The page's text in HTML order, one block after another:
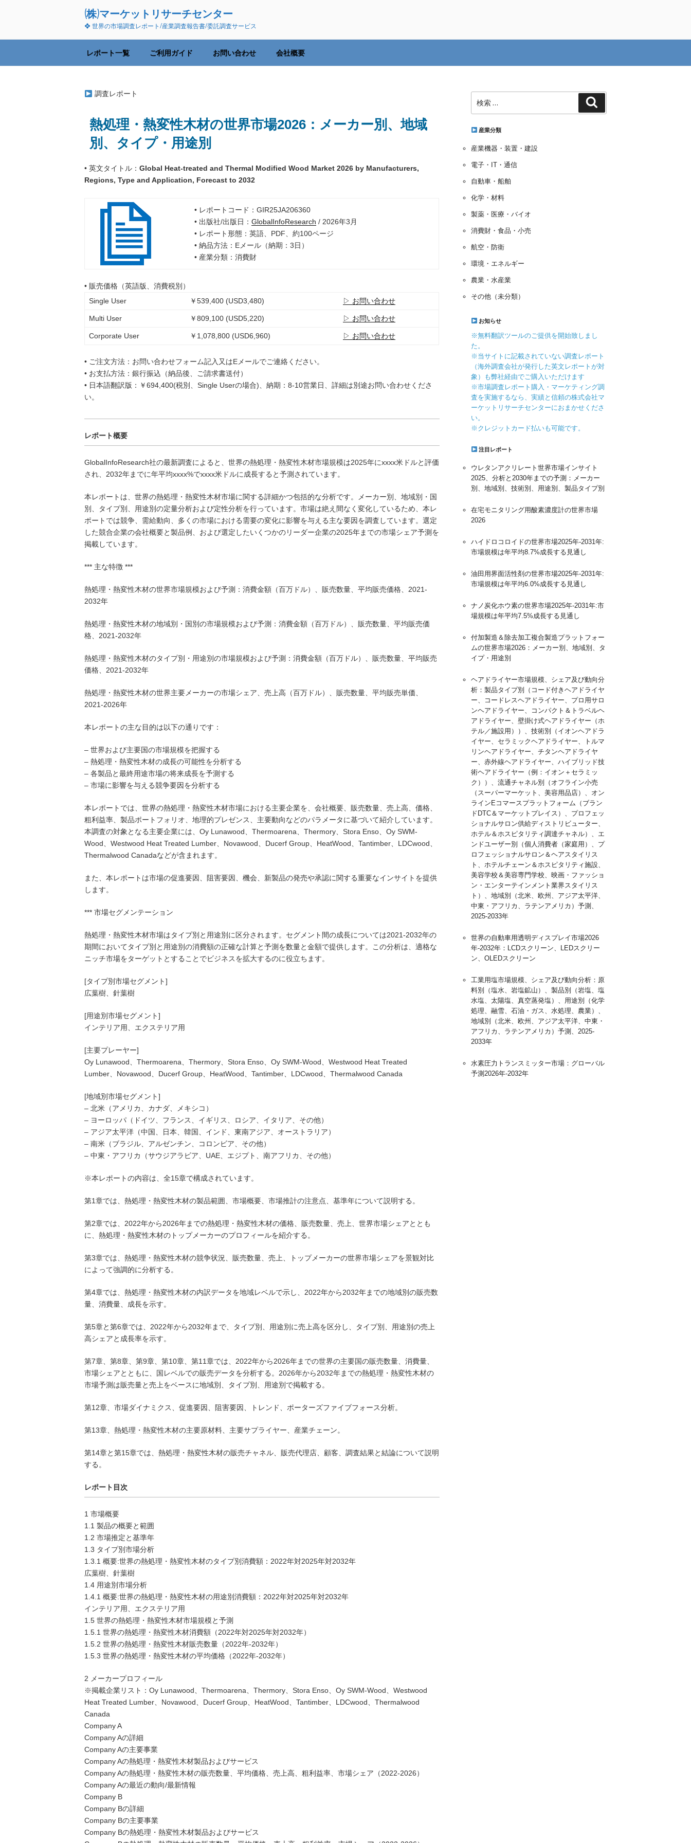
ン
へ
(株)マーケットリサーチセンター
❖ 世界の市場調査レポート/産業調査報告書/委託調査サービス
レポート一覧 ご利用ガイド お問い合わせ 会社概要
調査レポート
熱処理・熱変性木材の世界市場2026：メーカー別、地域
別、タイプ・用途別
• 英文タイトル： Global Heat-treated and Thermal Modified Wood Market 2026 by Manufacturers,
Regions, Type and Application, Forecast to 2032
• レポートコード：GIR25JA206360
• 出版社/出版日： GlobalInfoResearch / 2026年3月
• レポート形態：英語、PDF、約100ページ
• 納品方法：Eメール（納期：3日）
• 産業分類：消費財
• 販売価格（英語版、消費税別）
Single User
￥539,400 (USD3,480) ▷ お問い合わせ
Multi User ￥809,100 (USD5,220) ▷ お問い合わせ
Corporate User ￥1,078,800 (USD6,960) ▷ お問い合わせ
• ご注文方法：お問い合わせフォーム記入又はEメールでご連絡ください。
• お支払方法：銀行振込（納品後、ご請求書送付）
• 日本語翻訳版：￥694,400(税別、Single Userの場合)、納期：8-10営業日、詳細は別途お問い合わせくださ
い。
レポート概要
GlobalInfoResearch社の最新調査によると、世界の熱処理・熱変性木材市場規模は2025年にxxxx米ドルと評価
され、2032年までに年平均xxxx%でxxxx米ドルに成長すると予測されています。
本レポートは、世界の熱処理・熱変性木材市場に関する詳細かつ包括的な分析です。メーカー別、地域別・国
別、タイプ別、用途別の定量分析および定性分析を行っています。市場は絶え間なく変化しているため、本レ
ポートでは競争、需給動向、多くの市場における需要の変化に影響を与える主な要因を調査しています。選定
した競合企業の会社概要と製品例、および選定したいくつかのリーダー企業の2025年までの市場シェア予測を
掲載しています。
*** 主な特徴 ***
熱処理・熱変性木材の世界市場規模および予測：消費金額（百万ドル）、販売数量、平均販売価格、2021-
2032年
熱処理・熱変性木材の地域別・国別の市場規模および予測：消費金額（百万ドル）、販売数量、平均販売価
格、2021-2032年
熱処理・熱変性木材のタイプ別・用途別の市場規模および予測：消費金額（百万ドル）、販売数量、平均販売
価格、2021-2032年
熱処理・熱変性木材の世界主要メーカーの市場シェア、売上高（百万ドル）、販売数量、平均販売単価、
2021-2026年
本レポートの主な目的は以下の通りです：
– 世界および主要国の市場規模を把握する
– 熱処理・熱変性木材の成長の可能性を分析する
– 各製品と最終用途市場の将来成長を予測する
– 市場に影響を与える競争要因を分析する
本レポートでは、世界の熱処理・熱変性木材市場における主要企業を、会社概要、販売数量、売上高、価格、
粗利益率、製品ポートフォリオ、地理的プレゼンス、主要動向などのパラメータに基づいて紹介しています。
本調査の対象となる主要企業には、Oy Lunawood、Thermoarena、Thermory、Stora Enso、Oy SWM-
Wood、Westwood Heat Treated Lumber、Novawood、Ducerf Group、HeatWood、Tantimber、LDCwood、
Thermalwood Canadaなどが含まれます。
また、本レポートは市場の促進要因、阻害要因、機会、新製品の発売や承認に関する重要なインサイトを提供
します。
*** 市場セグメンテーション
熱処理・熱変性木材市場はタイプ別と用途別に区分されます。セグメント間の成長については2021-2032年の
期間においてタイプ別と用途別の消費額の正確な計算と予測を数量と金額で提供します。この分析は、適格な
ニッチ市場をターゲットとすることでビジネスを拡大するのに役立ちます。
[タイプ別市場セグメント]
広葉樹、針葉樹
[用途別市場セグメント]
インテリア用、エクステリア用
[主要プレーヤー]
Oy Lunawood、Thermoarena、Thermory、Stora Enso、Oy SWM-Wood、Westwood Heat Treated
Lumber、Novawood、Ducerf Group、HeatWood、Tantimber、LDCwood、Thermalwood Canada
[地域別市場セグメント]
– 北米（アメリカ、カナダ、メキシコ）
– ヨーロッパ（ドイツ、フランス、イギリス、ロシア、イタリア、その他）
– アジア太平洋（中国、日本、韓国、インド、東南アジア、オーストラリア）
– 南米（ブラジル、アルゼンチン、コロンビア、その他）
– 中東・アフリカ（サウジアラビア、UAE、エジプト、南アフリカ、その他）
※本レポートの内容は、全15章で構成されています。
第1章では、熱処理・熱変性木材の製品範囲、市場概要、市場推計の注意点、基準年について説明する。
第2章では、2022年から2026年までの熱処理・熱変性木材の価格、販売数量、売上、世界市場シェアととも
に、熱処理・熱変性木材のトップメーカーのプロフィールを紹介する。
第3章では、熱処理・熱変性木材の競争状況、販売数量、売上、トップメーカーの世界市場シェアを景観対比
によって強調的に分析する。
第4章では、熱処理・熱変性木材の内訳データを地域レベルで示し、2022年から2032年までの地域別の販売数
量、消費量、成長を示す。
第5章と第6章では、2022年から2032年まで、タイプ別、用途別に売上高を区分し、タイプ別、用途別の売上
高シェアと成長率を示す。
第7章、第8章、第9章、第10章、第11章では、2022年から2026年までの世界の主要国の販売数量、消費量、
市場シェアとともに、国レベルでの販売データを分析する。2026年から2032年までの熱処理・熱変性木材の
市場予測は販売量と売上をベースに地域別、タイプ別、用途別で掲載する。
第12章、市場ダイナミクス、促進要因、阻害要因、トレンド、ポーターズファイブフォース分析。
第13章、熱処理・熱変性木材の主要原材料、主要サプライヤー、産業チェーン。
第14章と第15章では、熱処理・熱変性木材の販売チャネル、販売代理店、顧客、調査結果と結論について説明
する。
レポート目次
1 市場概要
1.1 製品の概要と範囲
1.2 市場推定と基準年
1.3 タイプ別市場分析
1.3.1 概要:世界の熱処理・熱変性木材のタイプ別消費額：2022年対2025年対2032年
広葉樹、針葉樹
1.4 用途別市場分析
1.4.1 概要:世界の熱処理・熱変性木材の用途別消費額：2022年対2025年対2032年
インテリア用、エクステリア用
1.5 世界の熱処理・熱変性木材市場規模と予測
1.5.1 世界の熱処理・熱変性木材消費額（2022年対2025年対2032年）
1.5.2 世界の熱処理・熱変性木材販売数量（2022年-2032年）
1.5.3 世界の熱処理・熱変性木材の平均価格（2022年-2032年）
2 メーカープロフィール
※掲載企業リスト：Oy Lunawood、Thermoarena、Thermory、Stora Enso、Oy SWM-Wood、Westwood
Heat Treated Lumber、Novawood、Ducerf Group、HeatWood、Tantimber、LDCwood、Thermalwood
Canada
Company A
Company Aの詳細
Company Aの主要事業
Company Aの熱処理・熱変性木材製品およびサービス
Company Aの熱処理・熱変性木材の販売数量、平均価格、売上高、粗利益率、市場シェア（2022-2026）
Company Aの最近の動向/最新情報
Company B
Company Bの詳細
Company Bの主要事業
Company Bの熱処理・熱変性木材製品およびサービス
索:
産業分類
産業機器・装置・建設
電子・IT・通信
自動車・船舶
化学・材料
製薬・医療・バイオ
消費財・食品・小売
航空・防衛
環境・エネルギー
農業・水産業
その他（未分類）
お知らせ
※無料翻訳ツールのご提供を開始致しまし
た。
※当サイトに記載されていない調査レポート
（海外調査会社が発行した英文レポートが対
象）も弊社経由でご購入いただけます
※市場調査レポート購入・マーケティング調
査を実施するなら、実績と信頼の株式会社マ
ーケットリサーチセンターにおまかせくださ
い。
※クレジットカード払いも可能です。
注目レポート
ウレタンアクリレート世界市場インサイト
2025、分析と2030年までの予測：メーカー
別、地域別、技術別、用途別、製品タイプ別
在宅モニタリング用酸素濃度計の世界市場
2026
ハイドロコロイドの世界市場2025年-2031年:
市場規模は年平均8.7%成長する見通し
油田用界面活性剤の世界市場2025年-2031年:
市場規模は年平均6.0%成長する見通し
ナノ炭化ホウ素の世界市場2025年-2031年:市
場規模は年平均7.5%成長する見通し
付加製造＆除去加工複合製造プラットフォー
ムの世界市場2026：メーカー別、地域別、タ
イプ・用途別
ヘアドライヤー市場規模、シェア及び動向分
析：製品タイプ別（コード付きヘアドライヤ
ー、コードレスヘアドライヤー、プロ用サロ
ンヘアドライヤー、コンパクト＆トラベルヘ
アドライヤー、壁掛け式ヘアドライヤー（ホ
テル／施設用））、技術別（イオンヘアドラ
イヤー、セラミックヘアドライヤー、トルマ
リンヘアドライヤー、チタンヘアドライヤ
ー、赤外線ヘアドライヤー、ハイブリッド技
術ヘアドライヤー（例：イオン＋セラミッ
ク））、流通チャネル別（オフライン小売
（スーパーマーケット、美容用品店）、オン
ラインEコマースプラットフォーム（ブラン
ドDTC＆マーケットプレイス）、プロフェッ
ショナルサロン供給ディストリビューター、
ホテル＆ホスピタリティ調達チャネル）、エ
ンドユーザー別（個人消費者（家庭用）、プ
ロフェッショナルサロン＆ヘアスタイリス
ト、ホテルチェーン＆ホスピタリティ施設、
美容学校＆美容専門学校、映画・ファッショ
ン・エンターテインメント業界スタイリス
ト）、地域別（北米、欧州、アジア太平洋、
中東・アフリカ、ラテンアメリカ）予測、
2025-2033年
世界の自動車用透明ディスプレイ市場2026
年-2032年：LCDスクリーン、LEDスクリー
ン、OLEDスクリーン
工業用塩市場規模、シェア及び動向分析：原
料別（塩水、岩塩鉱山）、製品別（岩塩、塩
水塩、太陽塩、真空蒸発塩）、用途別（化学
処理、融雪、石油・ガス、水処理、農業）、
地域別（北米、欧州、アジア太平洋、中東・
アフリカ、ラテンアメリカ）予測、2025-
2033年
水素圧力トランスミッター市場：グローバル
予測2026年-2032年